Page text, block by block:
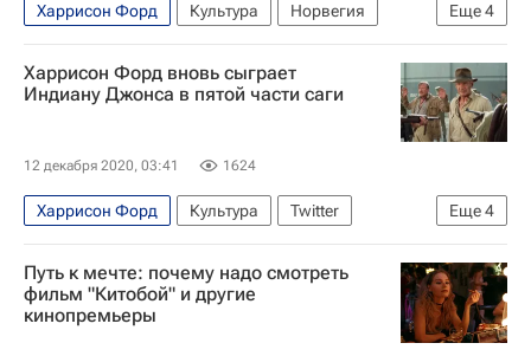
Еще4
Харрисон Форд Культура
Норвегия
Джордж Лукас
Новости культуры
Кэрри Фишер
Кино
Харрисон Форд вновь сыграет
Индиану Джонса в пятой части саги
12 декабря 2020, 03:41 1624
Еще4
Харрисон Форд Культура
Twitter
Джордж Лукас
Lucasfilm
Новости культуры
Кино
Путь к мечте: почему надо смотреть
фильм "Китобой" и другие
кинопремьеры